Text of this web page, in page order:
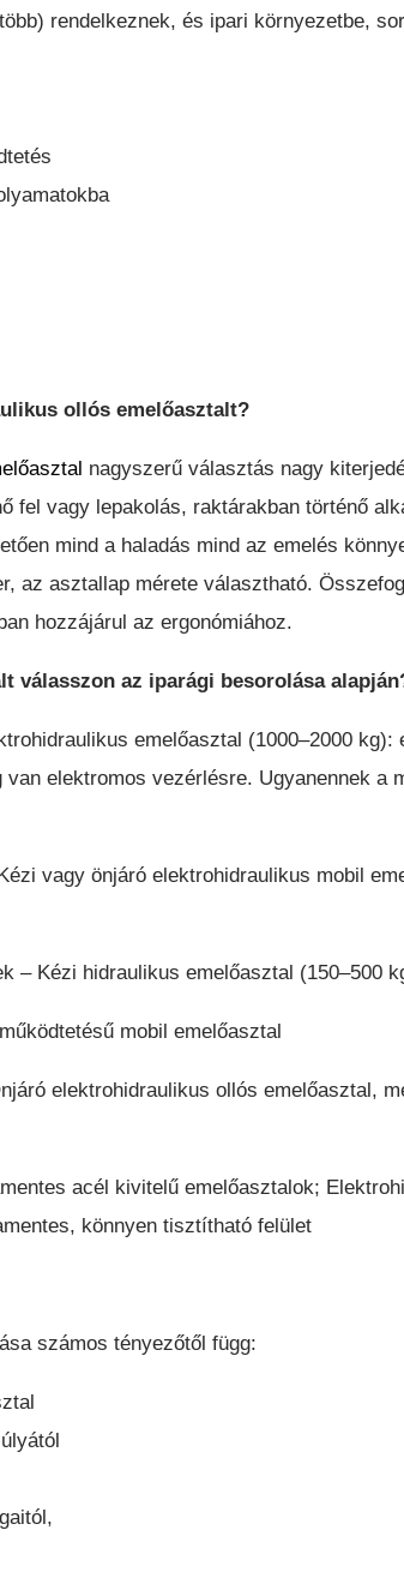
rendelkeznek, és ipari környezetbe,
ollós emelőasztalt?
nagyszerű választás nagy
fel vagy lepakolás, raktárakban történő
mind a haladás mind az emelés
az asztallap mérete választható.
hozzájárul az ergonómiához.
válasszon az iparági besorolása
emelőasztal (1000–2000
elektromos vezérlésre. Ugyanennek a
vagy önjáró elektrohidraulikus mobil
– Kézi hidraulikus emelőasztal (150–500
mobil emelőasztal
elektrohidraulikus ollós emelőasztal,
acél kivitelű emelőasztalok;
könnyen tisztítható felület
számos tényezőtől függ: